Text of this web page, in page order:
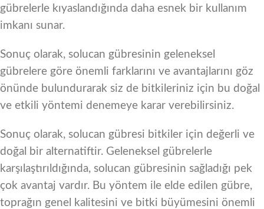
gübrelerle kıyaslandığında daha esnek bir kullanım
imkanı sunar.
Sonuç olarak, solucan gübresinin geleneksel
gübrelere göre önemli farklarını ve avantajlarını göz
önünde bulundurarak siz de bitkileriniz için bu doğal
ve etkili yöntemi denemeye karar verebilirsiniz.
Sonuç olarak, solucan gübresi bitkiler için değerli ve
doğal bir alternatiftir. Geleneksel gübrelerle
karşılaştırıldığında, solucan gübresinin sağladığı pek
çok avantaj vardır. Bu yöntem ile elde edilen gübre,
toprağın genel kalitesini ve bitki büyümesini önemli